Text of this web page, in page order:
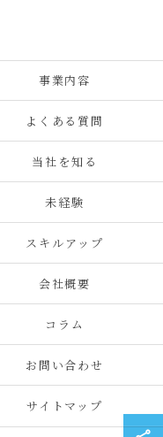
事業内容
よくある質問
当社を知る
未経験
スキルアップ
会社概要
コラム
お問い合わせ
サイトマップ